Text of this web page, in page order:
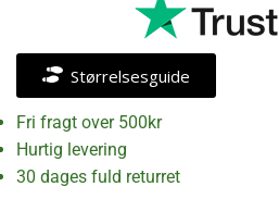
Størrelsesguide
Fri fragt over 500kr
Hurtig levering
30 dages fuld returret